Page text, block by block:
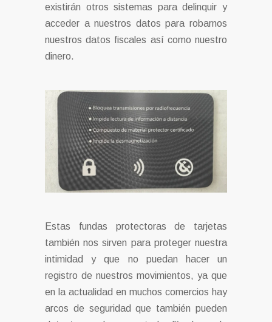
existirán otros sistemas para delinquir y
acceder a nuestros datos para robarnos
nuestros datos fiscales así como nuestro
dinero.
Estas fundas protectoras de tarjetas
también nos sirven para proteger nuestra
intimidad y que no puedan hacer un
registro de nuestros movimientos, ya que
en la actualidad en muchos comercios hay
arcos de seguridad que también pueden